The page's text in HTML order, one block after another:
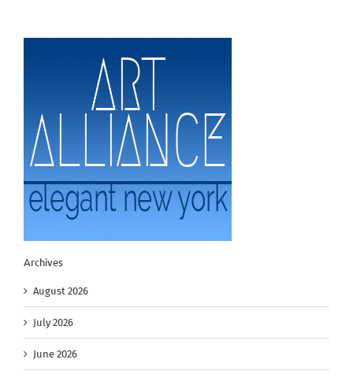
Archives
August 2026
July 2026
June 2026